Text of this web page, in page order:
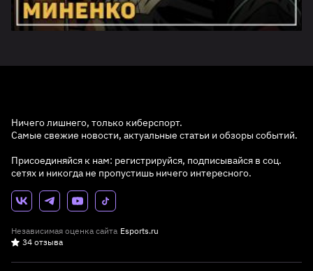
Ничего лишнего, только киберспорт.
Самые свежие новости, актуальные статьи и обзоры событий.
Присоединяйся к нам: регистрируйся, подписывайся в соц.
сетях и никогда не пропустишь ничего интересного.
Независимая оценка сайта Esports.ru
34 отзыва